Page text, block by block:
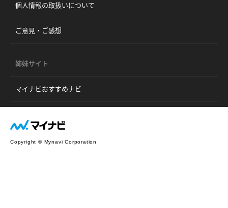
個人情報の取扱いについて
ご意見・ご感想
姉妹サイト
マイナビおすすめナビ
Copyright © Mynavi Corporation